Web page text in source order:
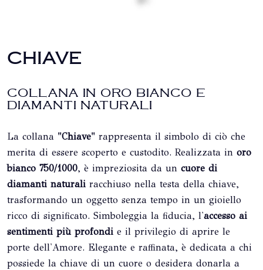
CHIAVE
COLLANA IN ORO BIANCO E
DIAMANTI NATURALI
La collana "Chiave" rappresenta il simbolo di ciò che
merita di essere scoperto e custodito. Realizzata in oro
bianco 750/1000, è impreziosita da un cuore di
diamanti naturali racchiuso nella testa della chiave,
trasformando un oggetto senza tempo in un gioiello
ricco di significato. Simboleggia la fiducia, l'accesso ai
sentimenti più profondi e il privilegio di aprire le
porte dell'Amore. Elegante e raffinata, è dedicata a chi
possiede la chiave di un cuore o desidera donarla a